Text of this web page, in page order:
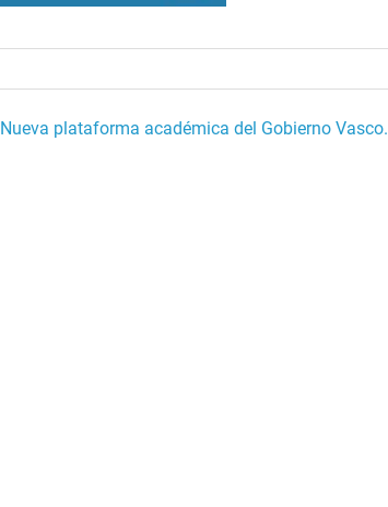
plataforma académica del Gobierno Vasco.